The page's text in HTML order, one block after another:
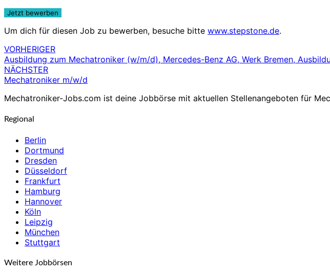
Um dich für diesen Job zu bewerben, besuche bitte www.stepstone.de.
Beitragsnavigation
VORHERIGER
Ausbildung zum Mechatroniker (w/m/d), Mercedes-Benz AG, Werk Bremen,
NÄCHSTER
Mechatroniker m/w/d
Mechatroniker-Jobs.com ist deine Jobbörse mit aktuellen Stellenangeboten für
Regional
Berlin
Dortmund
Dresden
Düsseldorf
Frankfurt
Hamburg
Hannover
Köln
Leipzig
München
Stuttgart
Weitere Jobbörsen